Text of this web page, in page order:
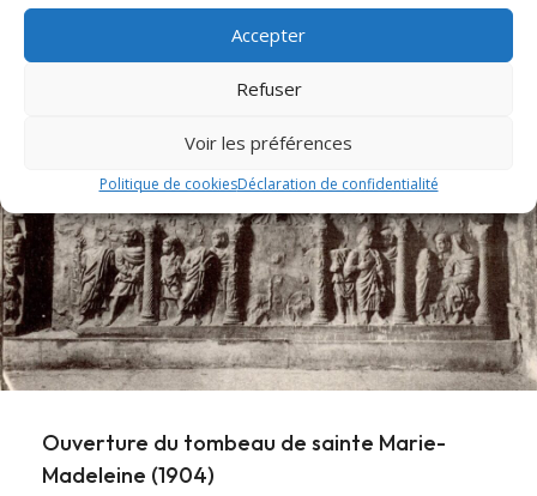
Accepter
Refuser
Voir les préférences
Politique de cookiesDéclaration de confidentialité
about Messe et Vêpres de sainte Christine
Ouverture du tombeau de sainte Marie-
Madeleine (1904)